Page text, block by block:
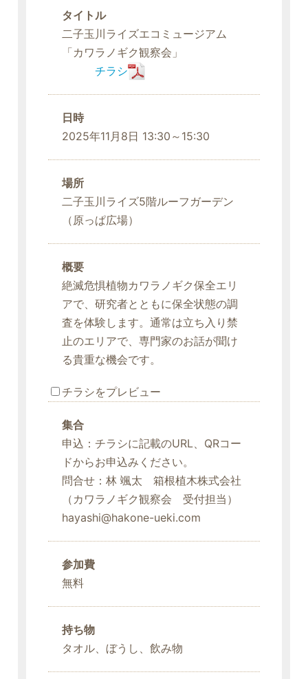
タイトル
二子玉川ライズエコミュージアム
「カワラノギク観察会」
チラシ
日時
2025年11月8日 13:30～15:30
場所
二子玉川ライズ5階ルーフガーデン
（原っぱ広場）
概要
絶滅危惧植物カワラノギク保全エリ
アで、研究者とともに保全状態の調
査を体験します。通常は立ち入り禁
止のエリアで、専門家のお話が聞け
る貴重な機会です。
チラシをプレビュー
集合
申込：チラシに記載のURL、QRコー
ドからお申込みください。
問合せ：林 颯太 箱根植木株式会社
（カワラノギク観察会 受付担当）
hayashi@hakone-ueki.com
参加費
無料
持ち物
タオル、ぼうし、飲み物